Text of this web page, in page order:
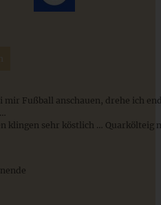
mir Fußball anschauen, drehe ich
klingen sehr köstlich … Quarkölteig